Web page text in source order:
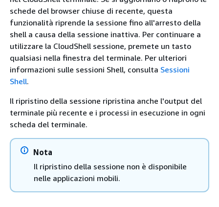
schede del browser chiuse di recente, questa
funzionalità riprende la sessione fino all'arresto della
shell a causa della sessione inattiva. Per continuare a
utilizzare la CloudShell sessione, premete un tasto
qualsiasi nella finestra del terminale. Per ulteriori
informazioni sulle sessioni Shell, consulta Sessioni
Shell.
Il ripristino della sessione ripristina anche l'output del
terminale più recente e i processi in esecuzione in ogni
scheda del terminale.
Nota
Il ripristino della sessione non è disponibile
nelle applicazioni mobili.